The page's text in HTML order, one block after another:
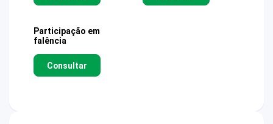
Participação em
falência
Consultar